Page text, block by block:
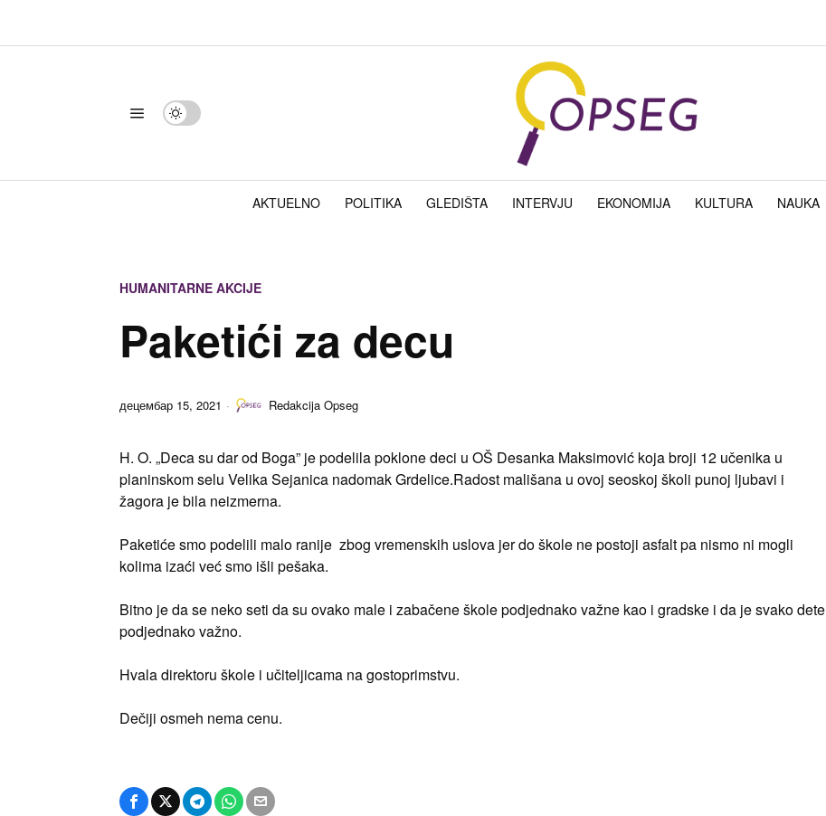
AKTUELNO POLITIKA GLEDIŠTA INTERVJU EKONOMIJA KULTURA NAUKA
HUMANITARNE AKCIJE
Paketići za decu
децембар 15, 2021 Redakcija Opseg
H. O. „Deca su dar od Boga” je podelila poklone deci u OŠ Desanka Maksimović koja broji 12 učenika u
planinskom selu Velika Sejanica nadomak Grdelice.Radost mališana u ovoj seoskoj školi punoj ljubavi i
žagora je bila neizmerna.
Paketiće smo podelili malo ranije zbog vremenskih uslova jer do škole ne postoji asfalt pa nismo ni mogli
kolima izaći već smo išli pešaka.
Bitno je da se neko seti da su ovako male i zabačene škole podjednako važne kao i gradske i da je svako dete
podjednako važno.
Hvala direktoru škole i učiteljicama na gostoprimstvu.
Dečiji osmeh nema cenu.